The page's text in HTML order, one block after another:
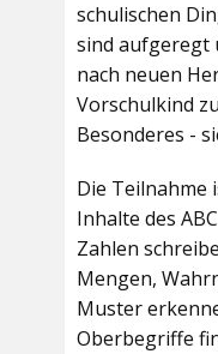
schulischen
sind aufgeregt
nach neuen
Vorschulkind
Besonderes -
Die Teilnahme
Inhalte des
Zahlen
Mengen,
Muster
Oberbegriffe